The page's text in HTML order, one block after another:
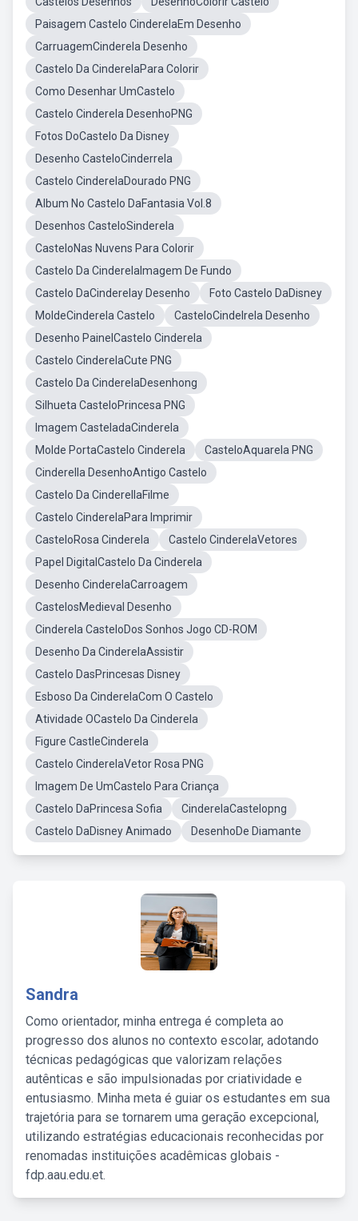
Paisagem Castelo CinderelaEm Desenho
CarruagemCinderela Desenho
Castelo Da CinderelaPara Colorir
Como Desenhar UmCastelo
Castelo Cinderela DesenhoPNG
Fotos DoCastelo Da Disney
Desenho CasteloCinderrela
Castelo CinderelaDourado PNG
Album No Castelo DaFantasia Vol.8
Desenhos CasteloSinderela
CasteloNas Nuvens Para Colorir
Castelo Da CinderelaImagem De Fundo
Castelo DaCinderelay Desenho
Foto Castelo DaDisney
MoldeCinderela Castelo
CasteloCindelrela Desenho
Desenho PainelCastelo Cinderela
Castelo CinderelaCute PNG
Castelo Da CinderelaDesenhong
Silhueta CasteloPrincesa PNG
Imagem CasteladaCinderela
Molde PortaCastelo Cinderela
CasteloAquarela PNG
Cinderella DesenhoAntigo Castelo
Castelo Da CinderellaFilme
Castelo CinderelaPara Imprimir
CasteloRosa Cinderela
Castelo CinderelaVetores
Papel DigitalCastelo Da Cinderela
Desenho CinderelaCarroagem
CastelosMedieval Desenho
Cinderela CasteloDos Sonhos Jogo CD-ROM
Desenho Da CinderelaAssistir
Castelo DasPrincesas Disney
Esboso Da CinderelaCom O Castelo
Atividade OCastelo Da Cinderela
Figure CastleCinderela
Castelo CinderelaVetor Rosa PNG
Imagem De UmCastelo Para Criança
Castelo DaPrincesa Sofia
CinderelaCastelopng
Castelo DaDisney Animado
DesenhoDe Diamante
Sandra
Como orientador, minha entrega é completa ao
progresso dos alunos no contexto escolar, adotando
técnicas pedagógicas que valorizam relações
autênticas e são impulsionadas por criatividade e
entusiasmo. Minha meta é guiar os estudantes em sua
trajetória para se tornarem uma geração excepcional,
utilizando estratégias educacionais reconhecidas por
renomadas instituições acadêmicas globais -
fdp.aau.edu.et.